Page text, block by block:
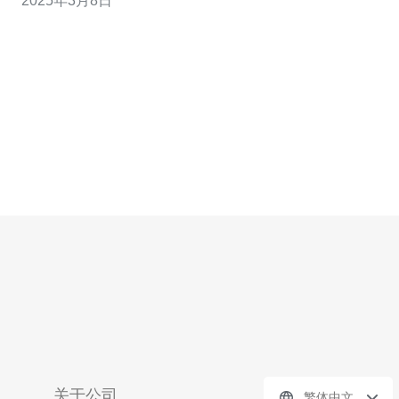
际化的大都市，具有稳定的网络和优越的地理位置，成为
关于公司